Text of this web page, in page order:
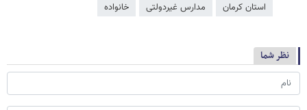
استان کرمان مدارس غیردولتی خانواده
نظر شما